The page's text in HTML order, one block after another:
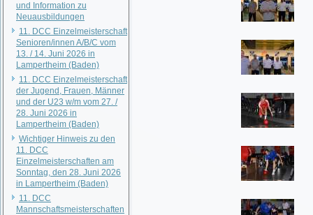
und Information zu
Neuausbildungen
11. DCC Einzelmeisterschaft
Senioren/innen A/B/C vom
13. / 14. Juni 2026 in
Lampertheim (Baden)
11. DCC Einzelmeisterschaft
der Jugend, Frauen, Männer
und der U23 w/m vom 27. /
28. Juni 2026 in
Lampertheim (Baden)
Wichtiger Hinweis zu den
11. DCC
Einzelmeisterschaften am
Sonntag, den 28. Juni 2026
in Lampertheim (Baden)
11. DCC
Mannschaftsmeisterschaften